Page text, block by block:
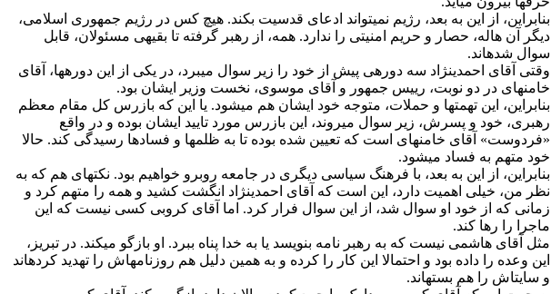
بنابراین، از این به بعد، رژیم نمی‏تواند ادعای قدسیت بکند. هیچ کس در رژیم جمهوری اسلامی،
دیگر آن هاله‏، حصار و حریم امنیتی را ندارد. همه، از رهبر گرفته تا بقیه‏ی مسئولان، قابل
سوال شده‏اند.
وقتی آقای احمدی‏نژاد سه دوره‏ی پیش از خود را زیر سوال می‏برد، در یکی از این دوره‏ها، آقای
خامنه‏ای در دو نوبت، رییس جمهور و آقای موسوی، نخست وزیر ایشان بود.
بنابراین، این تهمت‏ها و حملات، متوجه خود ایشان هم می‏شود. یا این که بازرس کل مقام معظم
رهبری، خود و پسرش، زیر سوال می‏روند، این بازرس مورد تایید ایشان بوده و در واقع
«فردوست» آقای خامنه‏ای است که تعیین شده بوده تا به ‏‏ظلم‏ها و فسادها رسیدگی کند. حالا
خود متهم به فساد می‏شود.
بنابراین، از این به بعد، با فرهنگ سیاسی دیگری در جامعه روبرو خواهیم بود. نکته‏‏ای هم که به
نظر من، خیلی اهمیت دارد، این است که آقای احمدی‏نژاد انگشت کشید و همه را متهم کرد و
زمانی که از خود او سوال شد، از این سوال فرار کرد. اما آقای کروبی کسی نیست که این
ماجرا را رها کند.
مثل آقای هاشمی نیست که به رهبر نامه بنویسد یا به خدا پناه ببرد. او بازگو می‏کند. در تبریز،
این وعده را داده بود و احتمالا این کار را کرده و به همین دلیل هم روزنامه‏اش را تهدید کرده‏اند
و سایت‏اش را هم بسته‏اند.